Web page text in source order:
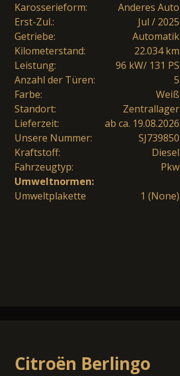
Karosserieform:
Anderes Auto
Erst-Zul.:
Jul / 2025
Getriebe:
Automatik
Kilometerstand:
22.034 km
Leistung:
96 kW/ 131 PS
Anzahl der Türen:
5
Farbe:
Weiß
Standort:
Zentrallager
Lieferzeit:
ab ca. 19.08.2026
Unsere Nummer:
SJ739850
Kraftstoff:
Diesel
Fahrzeugtyp:
Pkw
Umweltnormen:
Umweltplakette
1 (None)
Citroën Berlingo